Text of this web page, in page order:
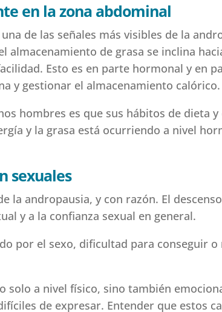
en la zona abdominal
de las señales más visibles de la
de grasa se inclina
Esto es en parte hormonal y en
y gestionar el almacenamiento calórico.
hombres es que sus hábitos de dieta
y la grasa está ocurriendo a nivel
sexuales
la andropausia, y con razón. El
y a la confianza sexual en general.
por el sexo, dificultad para conseguir
solo a nivel físico, sino también
de expresar. Entender que estos